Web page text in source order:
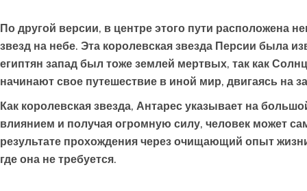
По другой версии, в центре этого пути расположена
звезд на небе. Эта королевская звезда Персии была
египтян запад был тоже землей мертвых, так как
начинают свое путешествие в иной мир, двигаясь на
Как королевская звезда, Антарес указывает на
влиянием и получая огромную силу, человек может
результате прохождения через очищающий опыт
где она не требуется.